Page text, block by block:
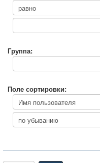
Группа:
Поле сортировки: